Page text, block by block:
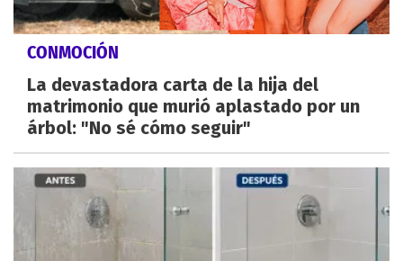
CONMOCIÓN
La devastadora carta de la hija del
matrimonio que murió aplastado por un
árbol: "No sé cómo seguir"